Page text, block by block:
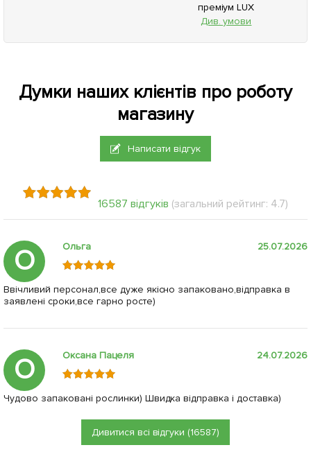
преміум LUX
Див. умови
Думки наших клієнтів про роботу
магазину
Написати відгук
16587 відгуків (загальний рейтинг: 4.7)
О Ольга 25.07.2026
Ввічливий персонал,все дуже якісно запаковано,відправка в
заявлені сроки,все гарно росте)
О Оксана Пацеля 24.07.2026
Чудово запаковані рослинки) Швидка відправка і доставка)
Дивитися всі відгуки (16587)